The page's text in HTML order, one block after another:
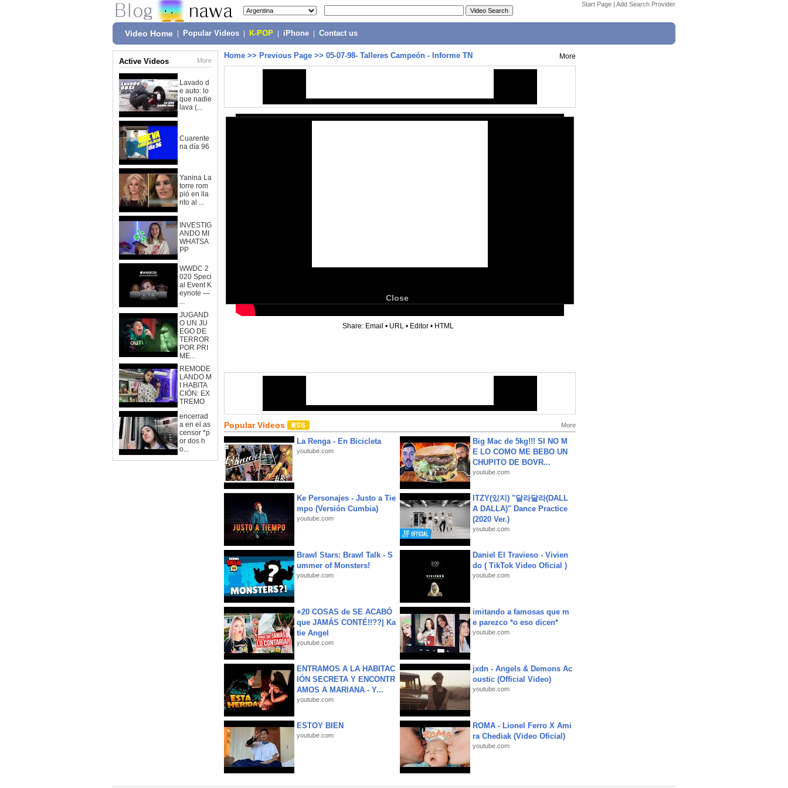
Start Page | Add Search Provider
Video Home Popular Videos K-POP iPhone Contact us
Active Videos More
Lavado d
e auto: lo
que nadie
lava (...
Cuarente
na día 96
Yanina La
torre rom
pió en lla
nto al ...
INVESTIG
ANDO MI
WHATSA
PP
WWDC 2
020 Speci
al Event K
eynote —
...
JUGAND
O UN JU
EGO DE
TERROR
POR PRI
ME...
REMODE
LANDO M
I HABITA
CIÓN: EX
TREMO
encerrad
a en el as
censor *p
or dos h
o...
Home >> Previous Page >> 05-07-98- Talleres Campeón - Informe TN More
Close
Share: Email • URL • Editor • HTML
Popular Videos More
La Renga - En Bicicleta
youtube.com
Big Mac de 5kg!!! SI NO M
E LO COMO ME BEBO UN
CHUPITO DE BOVR...
youtube.com
Ke Personajes - Justo a Tie
mpo (Versión Cumbia)
youtube.com
ITZY(있지) "달라달라(DALL
A DALLA)" Dance Practice
(2020 Ver.)
youtube.com
Brawl Stars: Brawl Talk - S
ummer of Monsters!
youtube.com
Daniel El Travieso - Vivien
do ( TikTok Video Oficial )
youtube.com
+20 COSAS de SE ACABÓ
que JAMÁS CONTÉ!!??| Ka
tie Angel
youtube.com
imitando a famosas que m
e parezco *o eso dicen*
youtube.com
ENTRAMOS A LA HABITAC
IÓN SECRETA Y ENCONTR
AMOS A MARIANA - Y...
youtube.com
jxdn - Angels & Demons Ac
oustic (Official Video)
youtube.com
ESTOY BIEN
youtube.com
ROMA - Lionel Ferro X Ami
ra Chediak (Video Oficial)
youtube.com